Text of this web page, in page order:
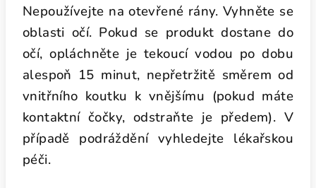
Nepoužívejte na otevřené rány. Vyhněte se
oblasti očí. Pokud se produkt dostane do
očí, opláchněte je tekoucí vodou po dobu
alespoň 15 minut, nepřetržitě směrem od
vnitřního koutku k vnějšímu (pokud máte
kontaktní čočky, odstraňte je předem). V
případě podráždění vyhledejte lékařskou
péči.